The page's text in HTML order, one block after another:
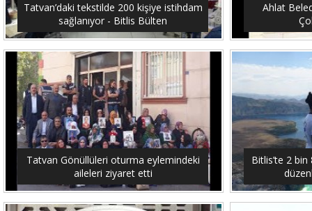
Tatvan’daki tekstilde 200 kişiye istihdam
sağlanıyor - Bitlis Bülten
Ahlat
Tatvan Gönüllüleri oturma eylemindeki
aileleri ziyaret etti
Bitlis’te 2